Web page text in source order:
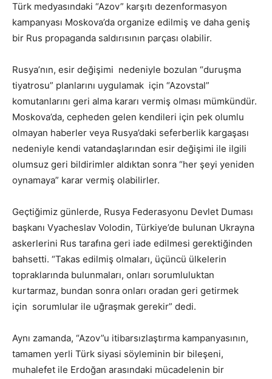
Türk medyasındaki “Azov” karşıtı dezenformasyon
kampanyası Moskova’da organize edilmiş ve daha geniş
bir Rus propaganda saldırısının parçası olabilir.
Rusya’nın, esir değişimi nedeniyle bozulan “duruşma
tiyatrosu” planlarını uygulamak için “Azovstal”
komutanlarını geri alma kararı vermiş olması mümkündür.
Moskova’da, cepheden gelen kendileri için pek olumlu
olmayan haberler veya Rusya’daki seferberlik kargaşası
nedeniyle kendi vatandaşlarından esir değişimi ile ilgili
olumsuz geri bildirimler aldıktan sonra “her şeyi yeniden
oynamaya” karar vermiş olabilirler.
Geçtiğimiz günlerde, Rusya Federasyonu Devlet Duması
başkanı Vyacheslav Volodin, Türkiye’de bulunan Ukrayna
askerlerini Rus tarafına geri iade edilmesi gerektiğinden
bahsetti. “Takas edilmiş olmaları, üçüncü ülkelerin
topraklarında bulunmaları, onları sorumluluktan
kurtarmaz, bundan sonra onları oradan geri getirmek
için sorumlular ile uğraşmak gerekir” dedi.
Aynı zamanda, “Azov”u itibarsızlaştırma kampanyasının,
tamamen yerli Türk siyasi söyleminin bir bileşeni,
muhalefet ile Erdoğan arasındaki mücadelenin bir